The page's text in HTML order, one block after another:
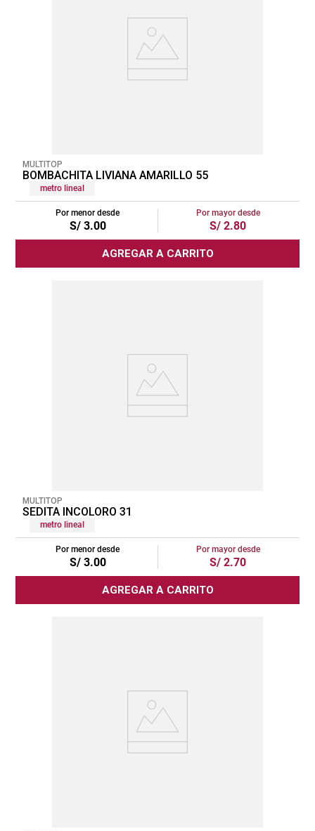
MULTITOP
BOMBACHITA LIVIANA AMARILLO 55
metro lineal
Por menor desde
S/ 3.00
Por mayor desde
S/ 2.80
AGREGAR A CARRITO
MULTITOP
SEDITA INCOLORO 31
metro lineal
Por menor desde
S/ 3.00
Por mayor desde
S/ 2.70
AGREGAR A CARRITO